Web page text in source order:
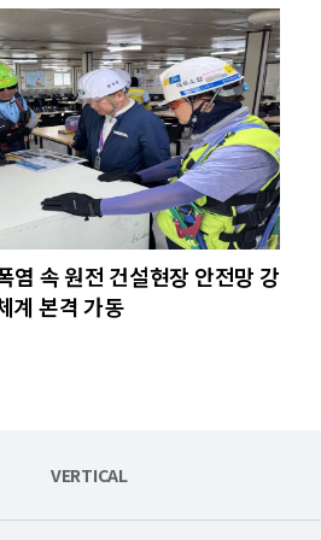
염 속 원전 건설현장 안전망 강
계 본격 가동
VERTICAL